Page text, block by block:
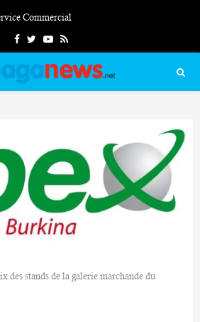
Commercial
FacebookTwitterYoutube
Rss
des stands de la galerie marchande du